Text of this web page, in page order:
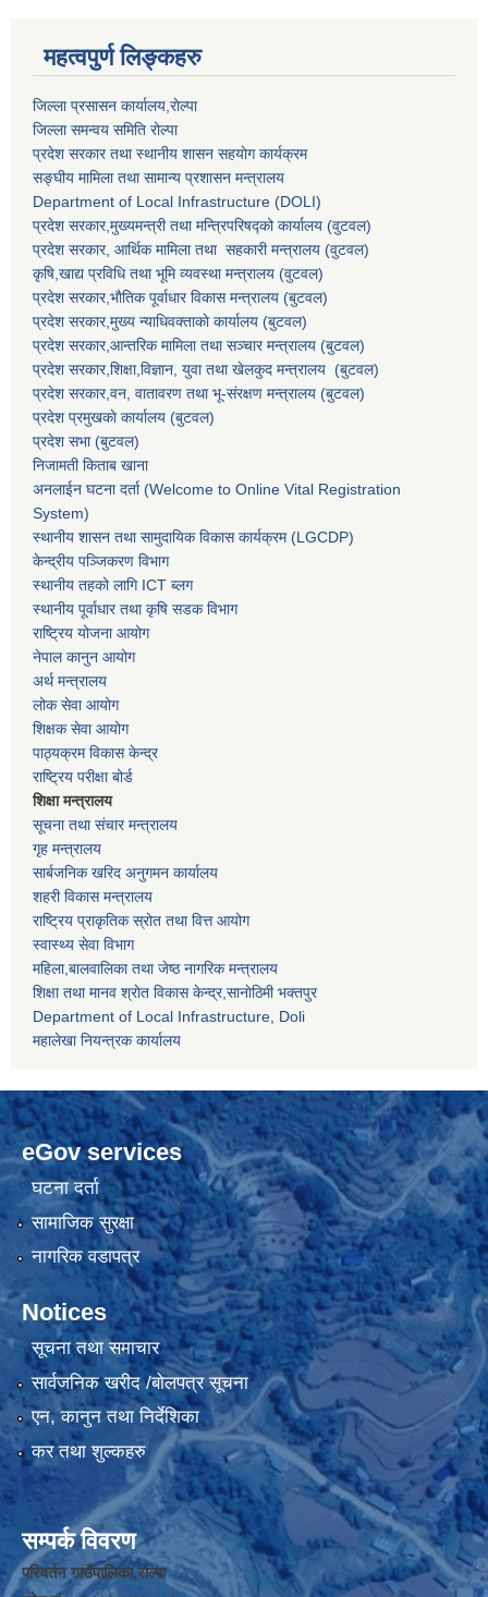
महत्वपुर्ण लिङ्कहरु
जिल्ला प्रसासन कार्यालय,राेल्पा
जिल्ला समन्वय समिति रोल्पा
प्रदेश सरकार तथा स्थानीय शासन सहयाेग कार्यक्रम
सङ्‍घीय मामिला तथा सामान्य प्रशासन मन्त्रालय
Department of Local Infrastructure (DOLI)
प्रदेश सरकार,मुख्यमन्त्री तथा मन्त्रिपरिषद्को कार्यालय (वुटवल)
प्रदेश सरकार, आर्थिक मामिला तथा सहकारी मन्त्रालय (वुटवल)
कृषि,खाद्य प्रविधि तथा भूमि व्यवस्था मन्त्रालय (वुटवल)
प्रदेश सरकार,भाैतिक पूर्वाधार विकास मन्त्रालय (बुटवल)
प्रदेश सरकार,मुख्य न्याधिवक्ताकाे कार्यालय (बुटवल)
प्रदेश सरकार,आन्तरिक मामिला तथा सञ्चार मन्त्रालय (बुटवल)
प्रदेश सरकार,शिक्षा,विज्ञान, युवा तथा खेलकुद मन्त्रालय (बुटवल)
प्रदेश सरकार,वन, वातावरण तथा भू-संरक्षण मन्त्रालय (बुटवल)
प्रदेश प्रमुखकाे कार्यालय (बुटवल)
प्रदेश सभा (बुटवल)
निजामती किताब खाना
अनलाईन घटना दर्ता (Welcome to Online Vital Registration
System)
स्थानीय शासन तथा सामुदायिक विकास कार्यक्रम (LGCDP)
केन्द्रीय पञ्जिकरण विभाग
स्थानीय तहको लागि ICT ब्लग
स्थानीय पूर्वाधार तथा कृषि सडक विभाग
राष्ट्रिय योजना आयोग
नेपाल कानुन आयोग
अर्थ मन्त्रालय
लोक सेवा आयोग
शिक्षक सेवा आयोग
पाठ्यक्रम विकास केन्द्र
राष्ट्रिय परीक्षा बोर्ड
शिक्षा मन्त्रालय
सूचना तथा संचार मन्त्रालय
गृह मन्त्रालय
सार्बजनिक खरिद अनुगमन कार्यालय
शहरी विकास मन्त्रालय
राष्ट्रिय प्राकृतिक स्रोत तथा वित्त आयोग
स्वास्थ्य सेवा विभाग
महिला,बालवालिका तथा जेष्ठ नागरिक मन्त्रालय
शिक्षा तथा मानव श्राेत विकास केन्द्र,सानाेठिमी भक्तपुर
Department of Local Infrastructure, Doli
महालेखा नियन्त्रक कार्यालय
eGov services
घटना दर्ता
सामाजिक सुरक्षा
नागरिक वडापत्र
Notices
सूचना तथा समाचार
सार्वजनिक खरीद /बोलपत्र सूचना
एन, कानुन तथा निर्देशिका
कर तथा शुल्कहरु
सम्पर्क विवरण
परिवर्तन गाउँपालिका,रोल्पा